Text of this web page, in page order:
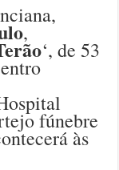
,
‘, de 53
fúnebre
às